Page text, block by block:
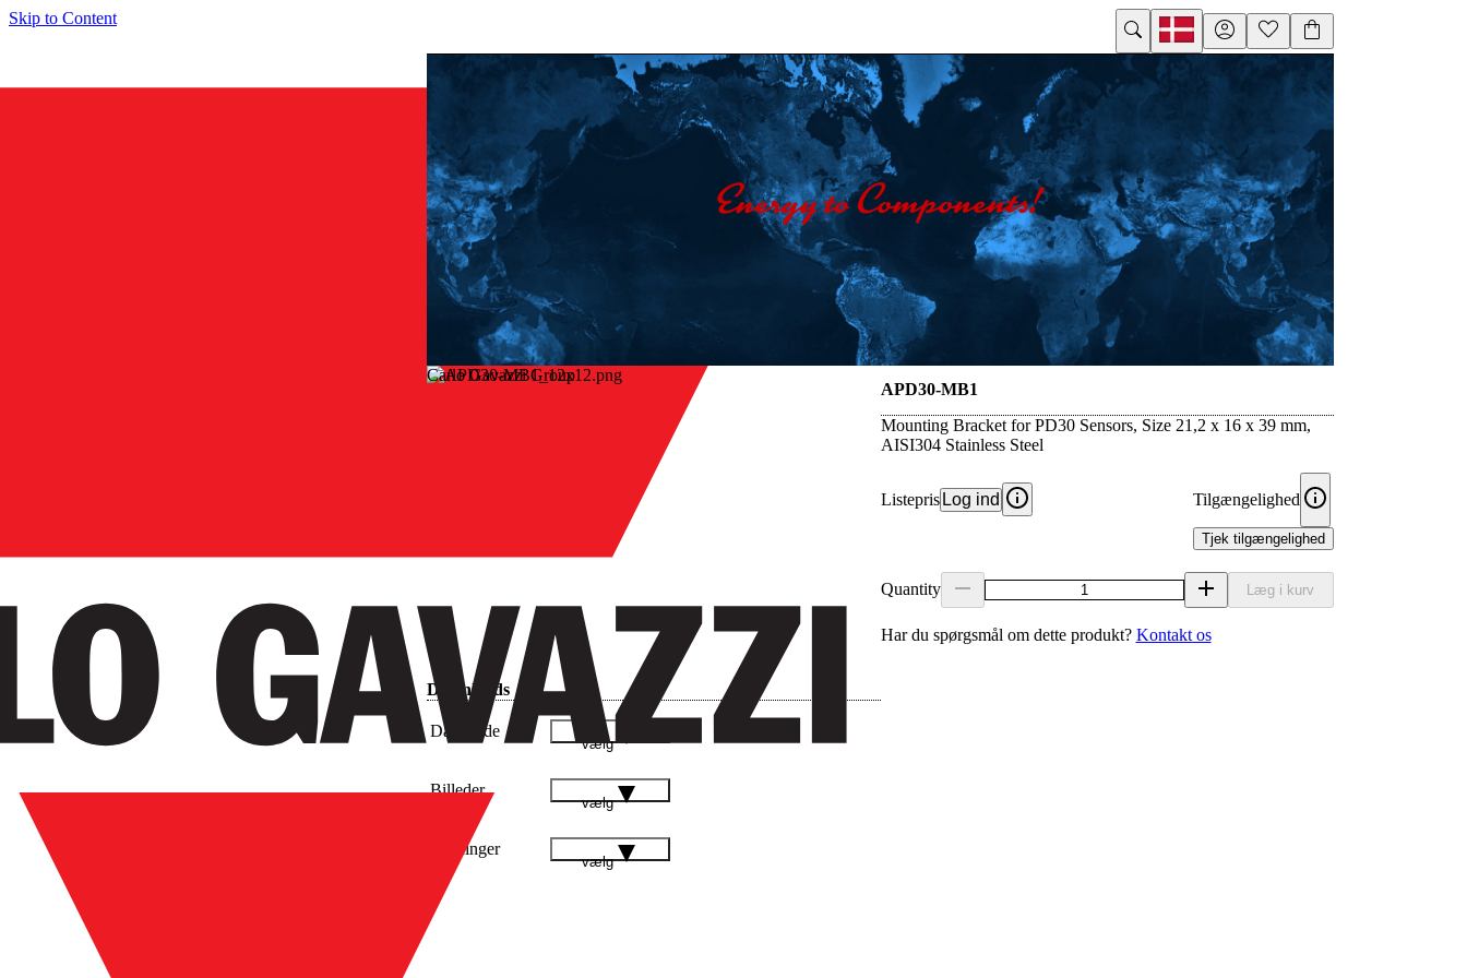
Skip to Content
Carlo Gavazzi Group
APD30-MB1
Mounting Bracket for PD30 Sensors, Size 21,2 x 16 x 39 mm,
AISI304 Stainless Steel
Listepris Log ind Tilgængelighed
Tjek tilgængelighed
Quantity Læg i kurv
Har du spørgsmål om dette produkt? Kontakt os
Downloads
Datablade
vælg
Billeder
vælg
Tegninger
vælg